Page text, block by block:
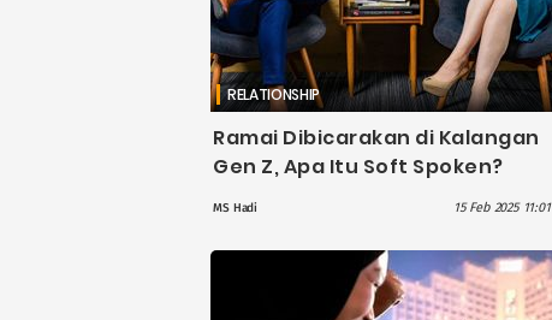
RELATIONSHIP
Ramai Dibicarakan di Kalangan
Gen Z, Apa Itu Soft Spoken?
MS Hadi 15 Feb 2025 11:01